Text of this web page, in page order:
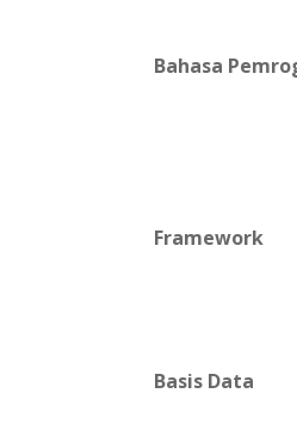
Bahasa
Framework
Basis Data